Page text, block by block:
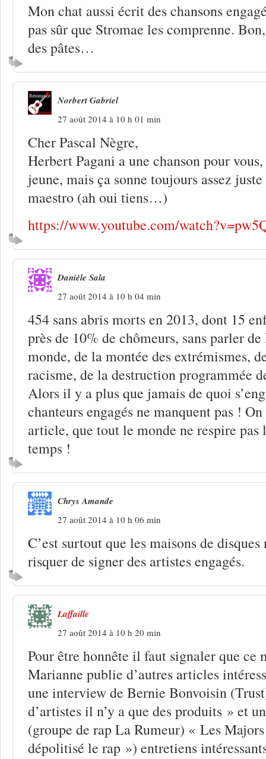
Mon chat aussi écrit des chansons
pas sûr que Stromae les comprenne.
des pâtes…
Norbert Gabriel
27 août 2014 à 10 h 01 min
Cher Pascal Nègre,
Herbert Pagani a une chanson pour
jeune, mais ça sonne toujours assez
maestro (ah oui tiens…)
https://www.youtube.com/
Danièle Sala
27 août 2014 à 10 h 04 min
454 sans abris morts en 2013, dont 15
près de 10% de chômeurs, sans parler
monde, de la montée des extrémismes,
racisme, de la destruction programmée
Alors il y a plus que jamais de quoi
chanteurs engagés ne manquent pas !
article, que tout le monde ne respire pas
temps !
Chrys Amande
27 août 2014 à 10 h 06 min
C’est surtout que les maisons de
risquer de signer des artistes engagés.
Laffaille
27 août 2014 à 10 h 20 min
Pour être honnête il faut signaler que ce
Marianne publie d’autres articles
une interview de Bernie Bonvoisin
d’artistes il n’y a que des produits » et
(groupe de rap La Rumeur) « Les
dépolitisé le rap ») entretiens